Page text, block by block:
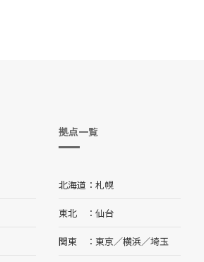
拠点一覧
北海道 札幌
東北 仙台
関東 東京／横浜／埼玉